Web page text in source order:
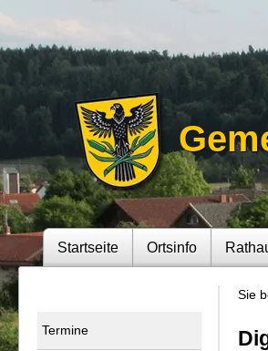
Startseite Ortsinfo
Termine
Sie